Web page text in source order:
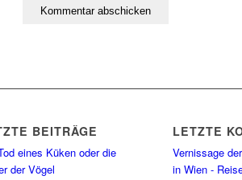
BEITRÄGE
eines Küken oder die
der Vögel
LETZTE
Vernissage
in Wien -